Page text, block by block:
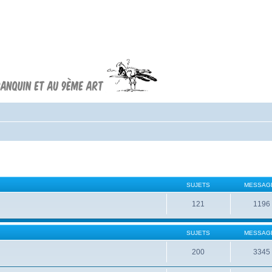
SUJETS
121 1196
SUJETS
200 3345